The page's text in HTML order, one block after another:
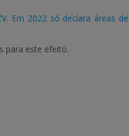
Em 2022 só declara áreas
para este efeito.